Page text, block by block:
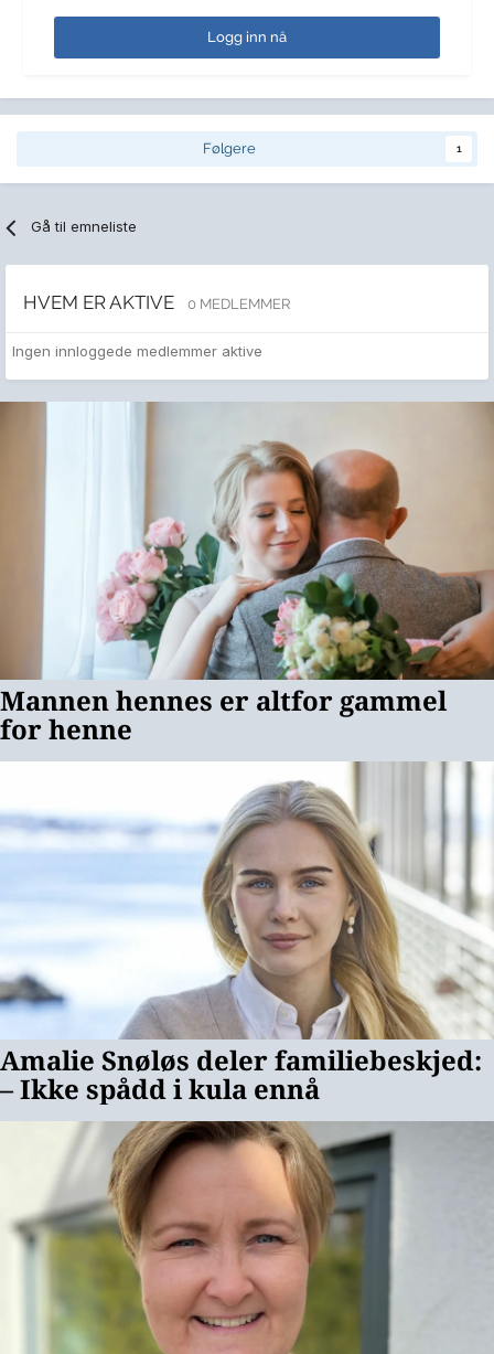
Logg inn nå
Følgere 1
Gå til emneliste
HVEM ER AKTIVE 0 MEDLEMMER
Ingen innloggede medlemmer aktive